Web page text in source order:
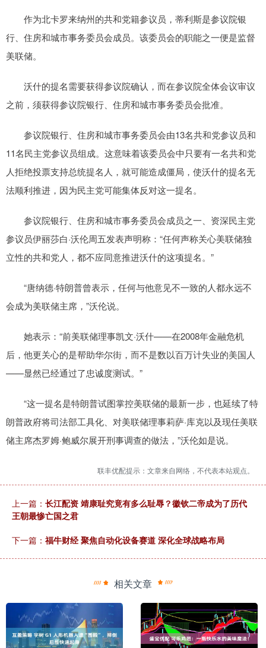
作为北卡罗来纳州的共和党籍参议员，蒂利斯是参议院银
行、住房和城市事务委员会成员。该委员会的职能之一便是监督
美联储。
沃什的提名需要获得参议院确认，而在参议院全体会议审议
之前，须获得参议院银行、住房和城市事务委员会批准。
参议院银行、住房和城市事务委员会由13名共和党参议员和
11名民主党参议员组成。这意味着该委员会中只要有一名共和党
人拒绝投票支持总统提名人，就可能造成僵局，使沃什的提名无
法顺利推进，因为民主党可能集体反对这一提名。
参议院银行、住房和城市事务委员会成员之一、资深民主党
参议员伊丽莎白·沃伦周五发表声明称：“任何声称关心美联储独
立性的共和党人，都不应同意推进沃什的这项提名。”
“唐纳德·特朗普曾表示，任何与他意见不一致的人都永远不
会成为美联储主席，”沃伦说。
她表示：“前美联储理事凯文·沃什——在2008年金融危机
后，他更关心的是帮助华尔街，而不是数以百万计失业的美国人
——显然已经通过了忠诚度测试。”
“这一提名是特朗普试图掌控美联储的最新一步，也延续了特
朗普政府将司法部工具化、对美联储理事莉萨·库克以及现任美联
储主席杰罗姆·鲍威尔展开刑事调查的做法，”沃伦如是说。
联丰优配提示：文章来自网络，不代表本站观点。
上一篇： 长江配资 靖康耻究竟有多么耻辱？徽钦二帝成为了历代
王朝最惨亡国之君
下一篇： 福牛财经 聚焦自动化设备赛道 深化全球战略布局
相关文章